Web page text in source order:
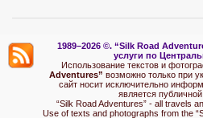
1989–2026 ©. “Silk Road
услуги по
Использование текстов и
Adventures” возможно только при
сайт носит исключительно
является
“Silk Road Adventures” - all travels
Use of texts and photographs from the